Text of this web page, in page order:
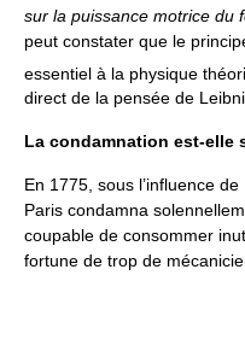
sur la puissance motrice du
peut constater que le
essentiel à la physique
direct de la pensée de
La condamnation est-elle
En 1775, sous l’influence
Paris condamna
coupable de consommer
fortune de trop de